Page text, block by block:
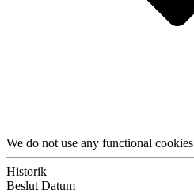
We do not use any functional cookies
Historik
Beslut Datum